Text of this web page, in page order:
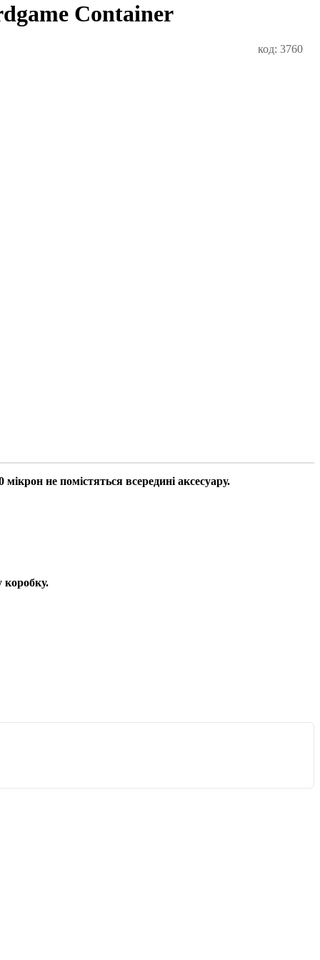
Container
код: 3760
не помістяться всередині аксесуару.
коробку.​